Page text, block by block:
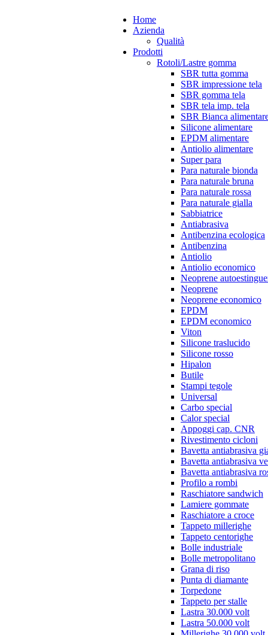
Home
Azienda
Qualità
Prodotti
Rotoli/Lastre gomma
SBR tutta gomma
SBR impressione tela
SBR gomma tela
SBR tela imp. tela
SBR Bianca
Silicone alimentare
EPDM alimentare
Antiolio alimentare
Super para
Para naturale bionda
Para naturale bruna
Para naturale rossa
Para naturale gialla
Sabbiatrice
Antiabrasiva
Antibenzina ecologica
Antibenzina
Antiolio
Antiolio economico
Neoprene
Neoprene
Neoprene economico
EPDM
EPDM economico
Viton
Silicone traslucido
Silicone rosso
Hipalon
Butile
Stampi tegole
Universal
Carbo special
Calor special
Appoggi cap. CNR
Rivestimento cicloni
Bavetta antiabrasiva
Bavetta antiabrasiva
Bavetta antiabrasiva
Profilo a rombi
Raschiatore sandwich
Lamiere gommate
Raschiatore a croce
Tappeto millerighe
Tappeto centorighe
Bolle industriale
Bolle metropolitano
Grana di riso
Punta di diamante
Torpedone
Tappeto per stalle
Lastra 30.000 volt
Lastra 50.000 volt